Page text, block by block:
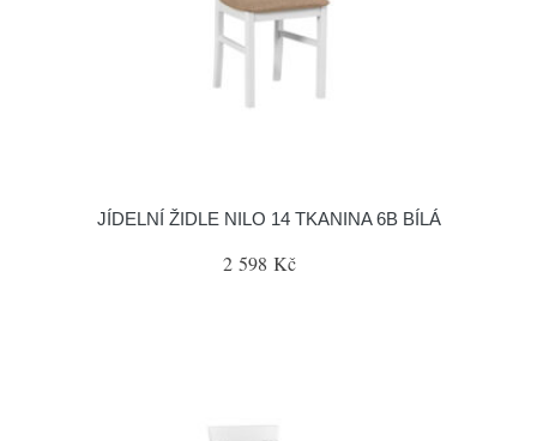
JÍDELNÍ ŽIDLE NILO 14 TKANINA 6B BÍLÁ
2 598 Kč